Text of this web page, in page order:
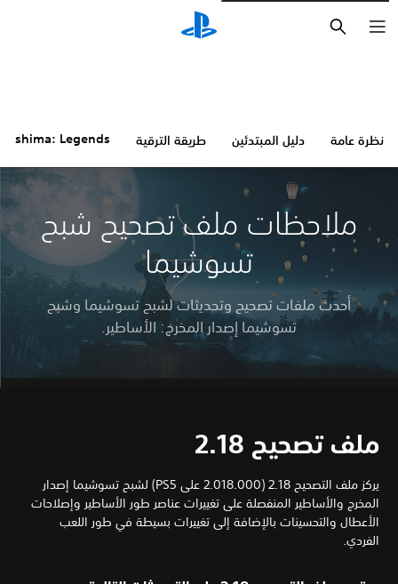
نظرة عامة دليل المبتدئين طريقة الترقية Legends
ملاحظات ملف تصحيح شبح
تسوشيما
أحدث ملفات تصحيح وتحديثات لشبح تسوشيما وشبح
تسوشيما إصدار المخرج: الأساطير.
ملف تصحيح 2.18
يركز ملف التصحيح 2.18 (2.018.000 على PS5) لشبح تسوشيما إصدار
المخرج والأساطير المنفصلة على تغييرات عناصر طور الأساطير وإصلاحات
الأعطال والتحسينات بالإضافة إلى تغييرات بسيطة في طور اللعب
الفردي.